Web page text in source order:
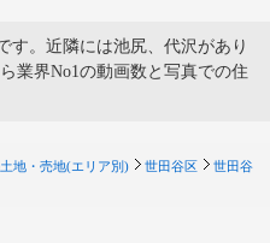
す。近隣には池尻、代沢があり
業界No1の動画数と写真での住
地・売地(エリア別) 世田谷区
世田谷